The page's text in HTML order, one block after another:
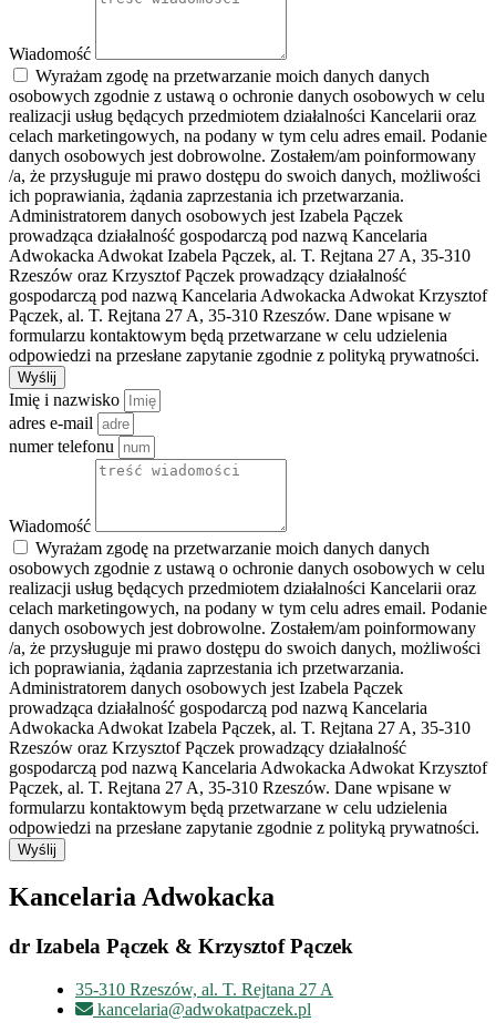
Wiadomość
Wyrażam zgodę na przetwarzanie moich danych danych
osobowych zgodnie z ustawą o ochronie danych osobowych w celu
realizacji usług będących przedmiotem działalności Kancelarii oraz
celach marketingowych, na podany w tym celu adres email. Podanie
danych osobowych jest dobrowolne. Zostałem/am poinformowany
/a, że przysługuje mi prawo dostępu do swoich danych, możliwości
ich poprawiania, żądania zaprzestania ich przetwarzania.
Administratorem danych osobowych jest Izabela Pączek
prowadząca działalność gospodarczą pod nazwą Kancelaria
Adwokacka Adwokat Izabela Pączek, al. T. Rejtana 27 A, 35-310
Rzeszów oraz Krzysztof Pączek prowadzący działalność
gospodarczą pod nazwą Kancelaria Adwokacka Adwokat Krzysztof
Pączek, al. T. Rejtana 27 A, 35-310 Rzeszów. Dane wpisane w
formularzu kontaktowym będą przetwarzane w celu udzielenia
odpowiedzi na przesłane zapytanie zgodnie z polityką prywatności.
Wyślij
Imię i nazwisko
adres e-mail
numer telefonu
Wiadomość
Wyrażam zgodę na przetwarzanie moich danych danych
osobowych zgodnie z ustawą o ochronie danych osobowych w celu
realizacji usług będących przedmiotem działalności Kancelarii oraz
celach marketingowych, na podany w tym celu adres email. Podanie
danych osobowych jest dobrowolne. Zostałem/am poinformowany
/a, że przysługuje mi prawo dostępu do swoich danych, możliwości
ich poprawiania, żądania zaprzestania ich przetwarzania.
Administratorem danych osobowych jest Izabela Pączek
prowadząca działalność gospodarczą pod nazwą Kancelaria
Adwokacka Adwokat Izabela Pączek, al. T. Rejtana 27 A, 35-310
Rzeszów oraz Krzysztof Pączek prowadzący działalność
gospodarczą pod nazwą Kancelaria Adwokacka Adwokat Krzysztof
Pączek, al. T. Rejtana 27 A, 35-310 Rzeszów. Dane wpisane w
formularzu kontaktowym będą przetwarzane w celu udzielenia
odpowiedzi na przesłane zapytanie zgodnie z polityką prywatności.
Wyślij
Kancelaria Adwokacka
dr Izabela Pączek & Krzysztof Pączek
35-310 Rzeszów, al. T. Rejtana 27 A
kancelaria@adwokatpaczek.pl